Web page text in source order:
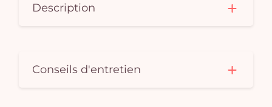
Description
Conseils d'entretien